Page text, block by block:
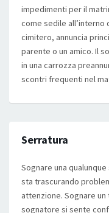
impedimenti per il
come sedile all’interno
cimitero, annuncia
parente o un amico. Il
in una carrozza
scontri frequenti nel
Serratura
Sognare una
sta trascurando
attenzione. Sognare
sognatore si sente